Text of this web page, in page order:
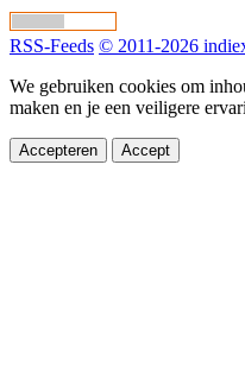
RSS-Feeds © 2011-2026
We gebruiken cookies om
maken en je een veiligere
Accepteren Accept